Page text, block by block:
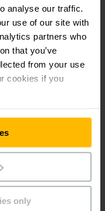
analyse our traffic.
use of our site with
partners who
that you’ve
from your use
cookies if you
only
para uma
aos controles
e cada vez maior
de controle, que
marcam o
equipamentos de
para garantia de
e à